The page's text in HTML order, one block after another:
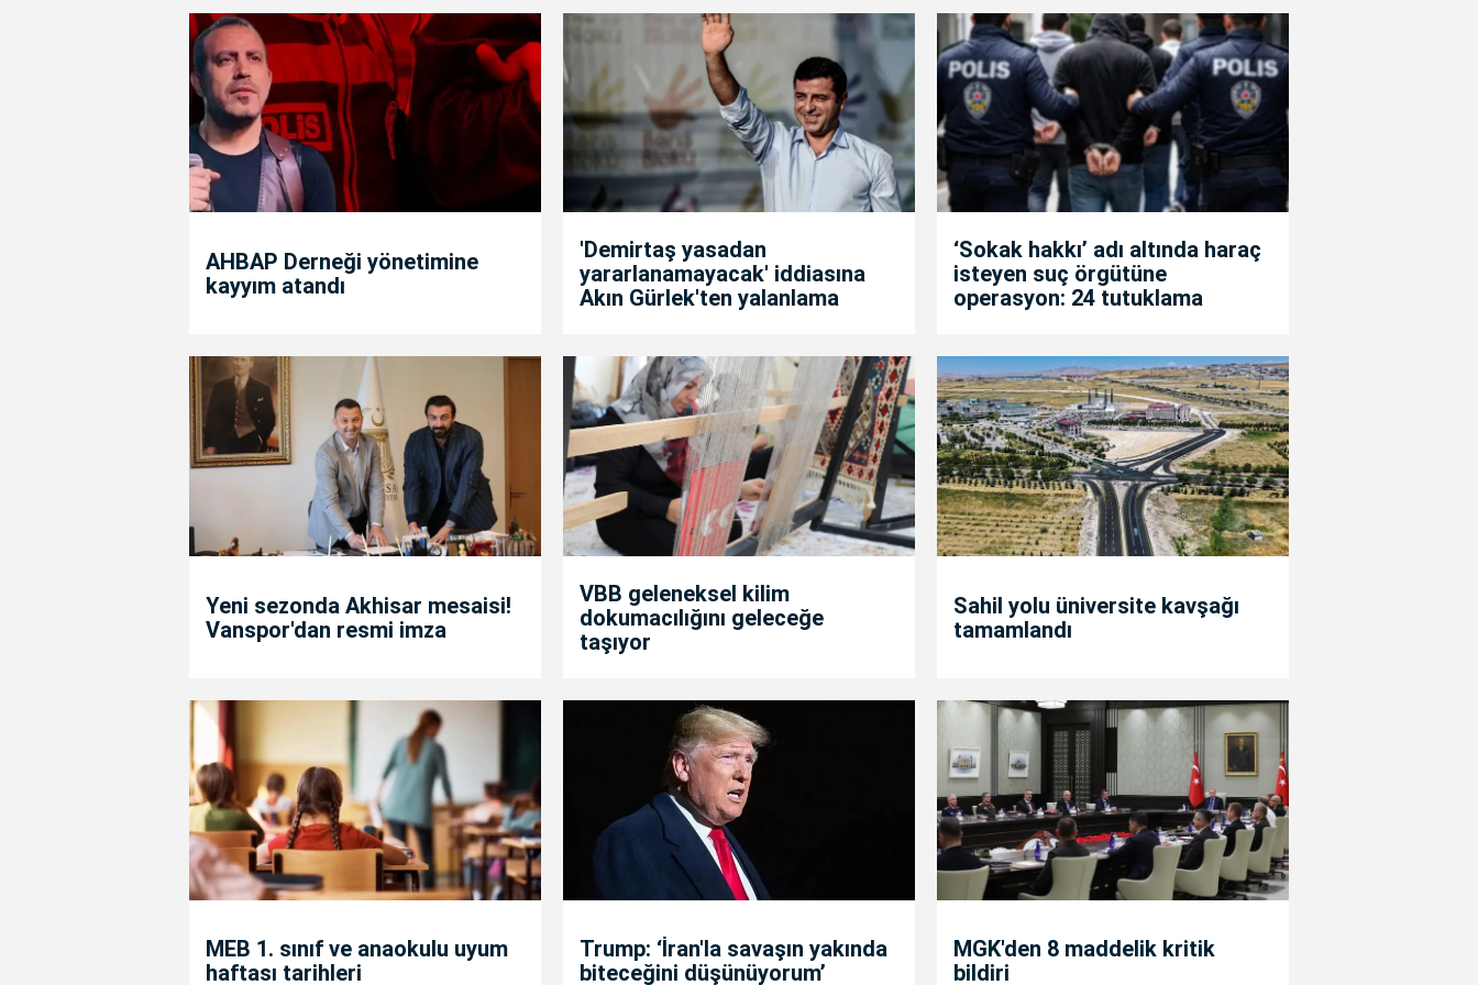
AHBAP Derneği yönetimine
kayyım atandı
'Demirtaş yasadan
yararlanamayacak' iddiasına
Akın Gürlek'ten yalanlama
‘Sokak hakkı’ adı altında haraç
isteyen suç örgütüne
operasyon: 24 tutuklama
Yeni sezonda Akhisar mesaisi!
Vanspor'dan resmi imza
VBB geleneksel kilim
dokumacılığını geleceğe
taşıyor
Sahil yolu üniversite kavşağı
tamamlandı
MEB 1. sınıf ve anaokulu uyum
haftası tarihleri
Trump: ‘İran'la savaşın yakında
biteceğini düşünüyorum’
MGK'den 8 maddelik kritik
bildiri